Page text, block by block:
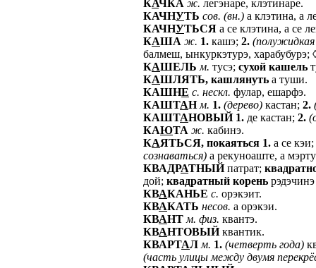
КАЧКА ж. легэнаре, клэтинаре.
КАЧНУТЬ сов. (вн.) а клэтина, а
КАЧНУТЬСЯ а се клэтина, а се
КАША ж. 1. кашэ; 2. (полужидкая
балмеш, ынкуркэтурэ, харабубурэ;
КАШЕЛЬ м. тусэ; сухой кашель
КАШЛЯТЬ, кашлянуть а туши.
КАШНЕ с. нескл. фулар, ешарфэ.
КАШТАН м. 1. (дерево) кастан; 2.
КАШТАНОВЫЙ 1. де кастан; 2.
КАЮТА ж. кабинэ.
КАЯТЬСЯ, покаяться 1. а се кэи;
сознаваться) а рекуноаште, а
КВАДРАТНЫЙпатрат;
дой; квадратный корень
КВАКАНЬЕ с. орэкэит.
КВАКАТЬ несов. а орэкэи.
КВАНТ м. физ. квантэ.
КВАНТОВЫЙквантик.
КВАРТАЛ м. 1. (четверть года)
(часть улицы между двумя